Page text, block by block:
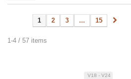
1 2 3 ... 15
1-4 / 57 items
V18 - V24